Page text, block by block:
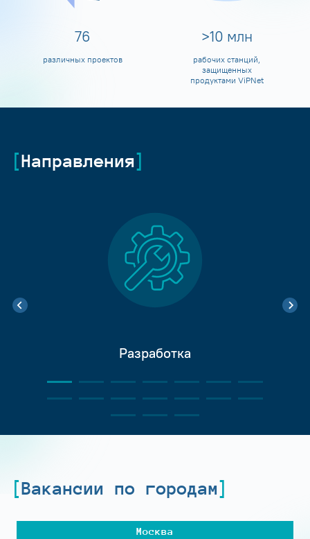
80
различных проектов
>10 млн
рабочих станций,
защищенных
продуктами ViPNet
Направления
Разработка
Вакансии по городам
Москва